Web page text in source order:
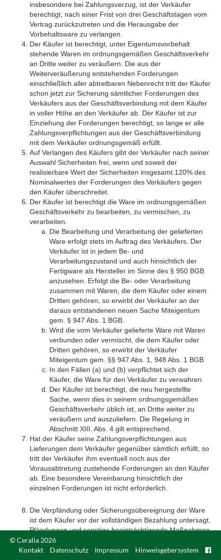
insbesondere bei Zahlungsverzug, ist der Verkäufer
berechtigt, nach einer Frist von drei Geschäftstagen vom
Vertrag zurückzutreten und die Herausgabe der
Vorbehaltsware zu verlangen.
Der Käufer ist berechtigt, unter Eigentumsvorbehalt
stehende Waren im ordnungsgemäßen Geschäftsverkehr
an Dritte weiter zu veräußern. Die aus der
Weiterveräußerung entstehenden Forderungen
einschließlich aller abtretbaren Nebenrecht tritt der Käufer
schon jetzt zur Sicherung sämtlicher Forderungen des
Verkäufers aus der Geschäftsverbindung mit dem Käufer
in voller Höhe an den Verkäufer ab. Der Käufer ist zur
Einziehung der Forderungen berechtigt, so lange er alle
Zahlungsverpflichtungen aus der Geschäftsverbindung
mit dem Verkäufer ordnungsgemäß erfüllt.
Auf Verlangen des Käufers gibt der Verkäufer nach seiner
Auswahl Sicherheiten frei, wenn und soweit der
realisierbare Wert der Sicherheiten insgesamt 120% des
Nominalwertes der Forderungen des Verkäufers gegen
den Käufer überschreitet.
Der Käufer ist berechtigt die Ware im ordnungsgemäßen
Geschäftsverkehr zu bearbeiten, zu vermischen, zu
verarbeiten.
Die Bearbeitung und Verarbeitung der gelieferten
Ware erfolgt stets im Auftrag des Verkäufers. Der
Verkäufer ist in jedem Be- und
Verarbeitungszustand und auch hinsichtlich der
Fertigware als Hersteller im Sinne des § 950 BGB
anzusehen. Erfolgt die Be- oder Verarbeitung
zusammen mit Waren, die dem Käufer oder einem
Dritten gehören, so erwirbt der Verkäufer an der
daraus entstandenen neuen Sache Miteigentum
gem. § 947 Abs. 1 BGB.
Wird die vom Verkäufer gelieferte Ware mit Waren
verbunden oder vermischt, die dem Käufer oder
Dritten gehören, so erwirbt der Verkäufer
Miteigentum gem. §§ 947 Abs. 1, 948 Abs. 1 BGB
In den Fällen (a) und (b) verpflichtet sich der
Käufer, die Ware für den Verkäufer zu verwahren.
Der Käufer ist berechtigt, die neu hergestellte
Sache, wenn dies in seinem ordnungsgemäßen
Geschäftsverkehr üblich ist, an Dritte weiter zu
veräußern und auszuliefern. Die Regelung in
Abschnitt XIII. Abs. 4 gilt entsprechend.
Hat der Käufer seine Zahlungsverpflichtungen aus
Lieferungen dem Verkäufer gegenüber sämtlich erfüllt, so
tritt der Verkäufer ihm eventuell noch aus der
Vorausabtretung zustehende Forderungen an den Käufer
ab. Eine besondere Vereinbarung hinsichtlich der
einzelnen Forderungen ist nicht erforderlich.
Die Verpfändung oder Sicherungsübereignung der Ware
ist dem Käufer vor der vollständigen Bezahlung untersagt.
Pfändungen und sonstige beeinträchtigende Maßnahmen
Dritter auf die unter Eigentumsvorbehalt gelieferte Ware,
die daraus hergestellten Sachen und die abgetretenen
© Ceralia 2026
Kontakt
Datenschutz Impressum Hinweisgebersystem